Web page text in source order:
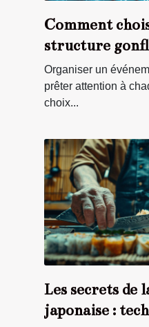
Comment
structure
événement ?
Organiser un
prêter attention à
choix...
Les secrets de
japonaise :